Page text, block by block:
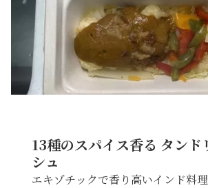
13種のスパイス香る タンド
シュ
エキゾチックで香り高いインド料